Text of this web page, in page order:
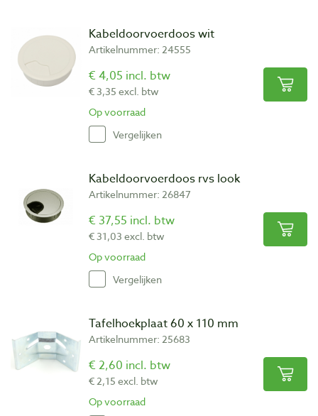
Kabeldoorvoerdoos wit
Artikelnummer: 24555
€ 4,05 incl. btw
€ 3,35 excl. btw
Op voorraad
Vergelijken
Kabeldoorvoerdoos rvs look
Artikelnummer: 26847
€ 37,55 incl. btw
€ 31,03 excl. btw
Op voorraad
Vergelijken
Tafelhoekplaat 60 x 110 mm
Artikelnummer: 25683
€ 2,60 incl. btw
€ 2,15 excl. btw
Op voorraad